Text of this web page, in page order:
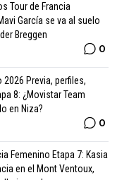
Tour de Francia
García se va al suelo
Breggen
0
2026 Previa, perfiles,
8: ¿Movistar Team
en Niza?
0
Femenino Etapa 7: Kasia
en el Mont Ventoux,